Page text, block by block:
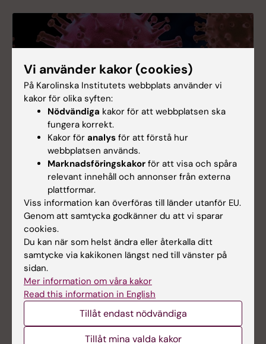
Avdelningen för Klinisk mikrobiologi
Verksamheten på avdelningen för klinisk
mikrobiologi genomsyras av multidisciplinär
forskning inom infektionssjudomar som bidrar med
translationell kunskap till utvecklingen av ny
diagnostik och behandlingsmetoder.
Vi använder kakor (cookies)
På Karolinska Institutets webbplats använder vi
kakor för olika syften:
Nödvändiga kakor för att webbplatsen ska
fungera korrekt.
Kakor för analys för att förstå hur
webbplatsen används.
Marknadsföringskakor för att visa och spåra
relevant innehåll och annonser från externa
plattformar.
Viss information kan överföras till länder utanför EU.
Genom att samtycka godkänner du att vi sparar
cookies.
Du kan när som helst ändra eller återkalla ditt
samtycke via kakikonen längst ned till vänster på
sidan.
Mer information om våra kakor
Read this information in English
Tillåt endast nödvändiga
Tillåt mina valda kakor